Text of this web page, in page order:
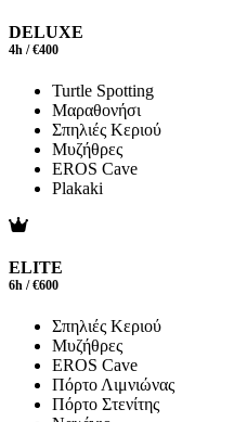
DELUXE
4h / €400
Turtle Spotting
Μαραθονήσι
Σπηλιές Κεριού
Μυζήθρες
EROS Cave
Plakaki
ELITE
6h / €600
Σπηλιές Κεριού
Μυζήθρες
EROS Cave
Πόρτο Λιμνιώνας
Πόρτο Στενίτης